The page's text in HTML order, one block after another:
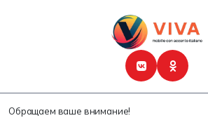
Обращаем ваше внимание!